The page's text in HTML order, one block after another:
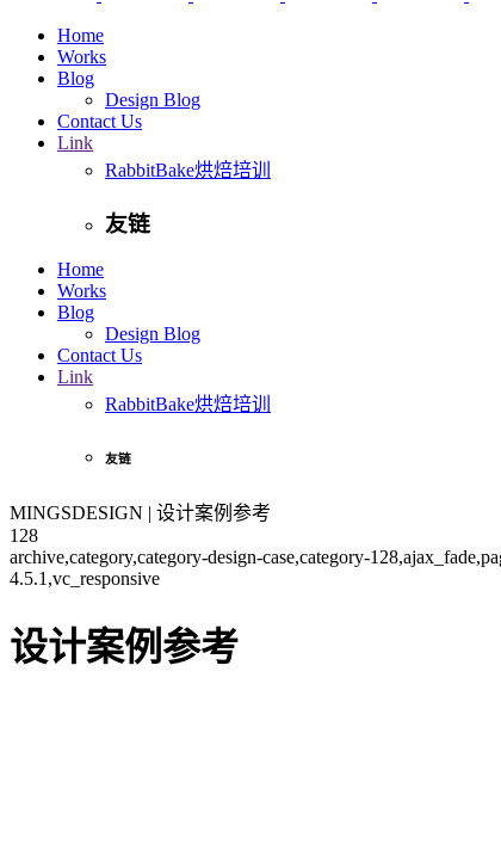
Home
Works
Blog
Design Blog
Contact Us
Link
RabbitBake烘焙培训
友链
Home
Works
Blog
Design Blog
Contact Us
Link
RabbitBake烘焙培训
友链
MINGSDESIGN | 设计案例参考
128
archive,category,category-design-case,category-
4.5.1,vc_responsive
设计案例参考